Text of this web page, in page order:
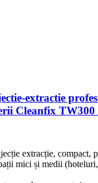
extractie
Cleanfix TW300
extracție, compact,
mici și medii